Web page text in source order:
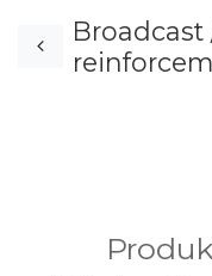
Broadcast